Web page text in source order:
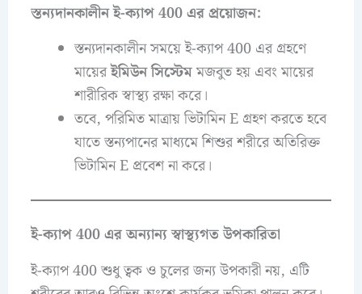
স্তন্যদানকালীন ই-ক্যাপ 400 এর প্রয়োজন:
স্তন্যদানকালীন সময়ে ই-ক্যাপ 400 এর গ্রহণে
মায়েরইমিউন সিস্টেমমজবুত হয় এবং মায়ের
শারীরিক স্বাস্থ্য রক্ষা করে।
তবে, পরিমিত মাত্রায় ভিটামিন E গ্রহণ করতে হবে
যাতে স্তন্যপানের মাধ্যমে শিশুর শরীরে অতিরিক্ত
ভিটামিন E প্রবেশ না করে।
ই-ক্যাপ 400 এর অন্যান্য স্বাস্থ্যগত উপকারিতা
ই-ক্যাপ 400 শুধু ত্বক ও চুলের জন্য উপকারী নয়, এটি